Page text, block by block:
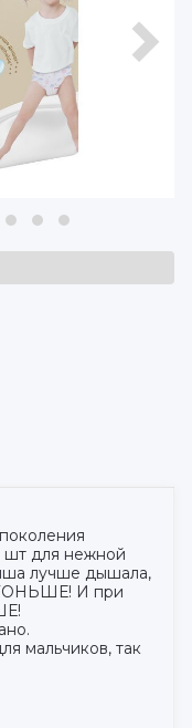
шт для нежной
лучше дышала,
И при
мальчиков, так